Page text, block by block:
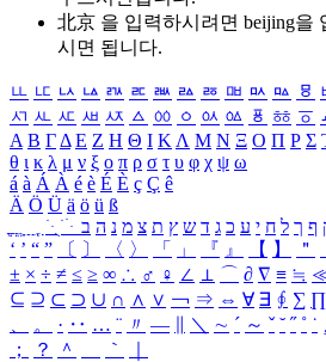
北京 을 입력하시려면 beijing을
시면 됩니다.
ㅥ ㅦ ㅧ ㅨ ㅩ ㅪ ㅫ ㅬ ㅭ ㅮ ㅯ ㅰ ㅱ
ㅺ ㅻ ㅼ ㅽ ㅾ ㅿ ㆀ ㆁ ㆂ ㆃ ㆄ ㆅ ㆆ
Α Β ΓΔ Ε Ζ Η Θ Ι ΚΛ Μ Ν Ξ Ο Π Ρ Σ
θ ι κ λ μ ν ξ ο π ρ σ τ υ φ χ ψ ω
á à Á À é è É È ç Ç ê
Ä Ö Ü ä ö ü ß
ִֶֹ ֻּ ׁׂ ף ך ל ח י ע כ ג ד ש ץ ת צ מ נ ה ב
‘ ’ “ ” 〔 〕 〈 〉 「 」 『 』 【 】 ＂
± × ÷ ≠ ≤ ≥ ∞ ∴ ♂ ♀ ∠ ⊥ ⌒ ∂ ∇ ≡ ≒
⊆ ⊇ ⊂ ⊃ ∪ ∩ ∧ ∨ ￢ ⇒ ⇔ ∀ ∃ ∮ ∑ ∏
、
。 · ‥ … ¨ 〃 ― ＼ ∼ ´ ～ ˇ ˘ ˝ ˚ ˙ ¸
；
？ ＾ ｀